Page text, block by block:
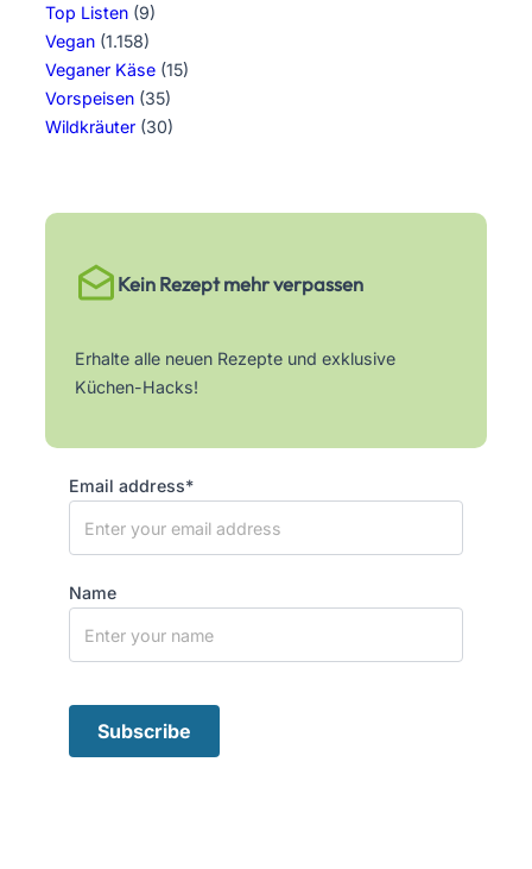
Top Listen (9)
Vegan (1.158)
Veganer Käse (15)
Vorspeisen (35)
Wildkräuter (30)
Kein Rezept mehr verpassen
Erhalte alle neuen Rezepte und exklusive
Küchen-Hacks!
Email address*
Name